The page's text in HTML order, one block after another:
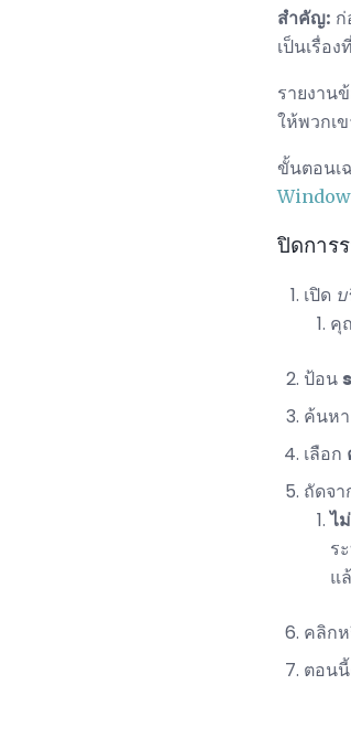
สำคัญ: ก่
เป็นเรื่อ
รายงาน
ให้พวกเ
ขั้นตอนเ
ปิดการ
เปิด
คุ
ป้อน
ค้นหา
เลือก
ถัดจา
ไ
ร
แ
คลิก
ตอน